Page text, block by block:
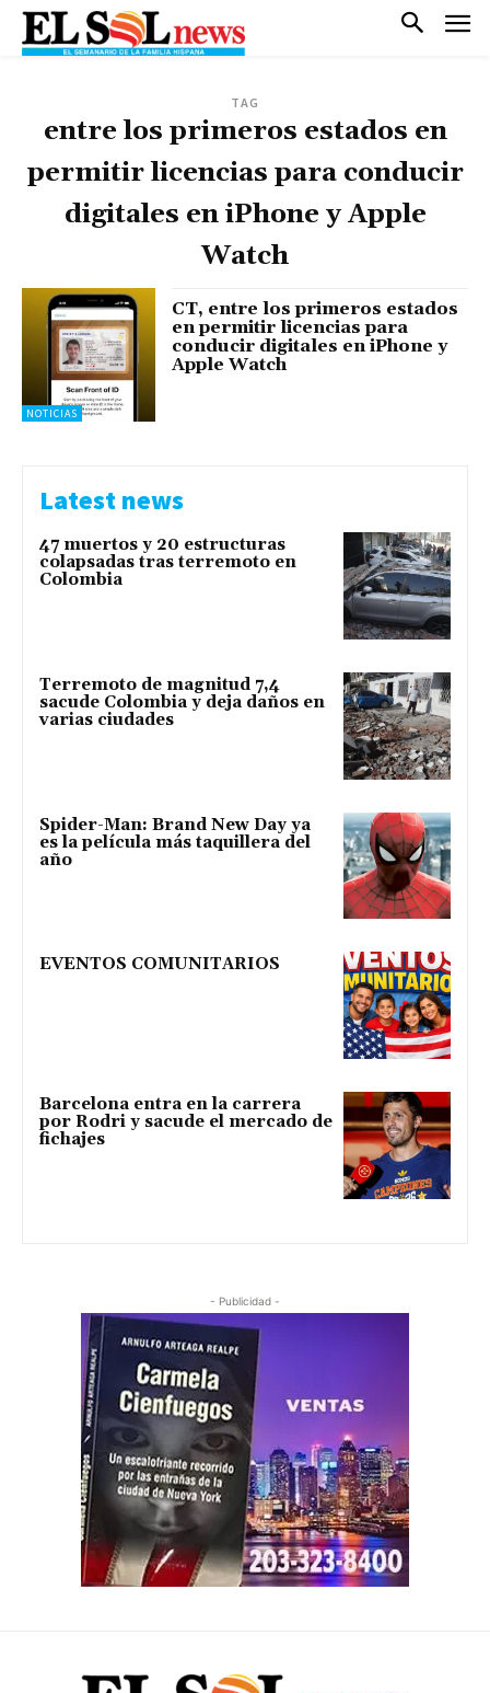
TAG
entre los primeros estados en
permitir licencias para conducir
digitales en iPhone y Apple
Watch
NOTICIAS
CT, entre los primeros estados
en permitir licencias para
conducir digitales en iPhone y
Apple Watch
Latest news
47 muertos y 20 estructuras
colapsadas tras terremoto en
Colombia
Terremoto de magnitud 7,4
sacude Colombia y deja daños en
varias ciudades
Spider-Man: Brand New Day ya
es la película más taquillera del
año
EVENTOS COMUNITARIOS
Barcelona entra en la carrera
por Rodri y sacude el mercado de
fichajes
- Publicidad -